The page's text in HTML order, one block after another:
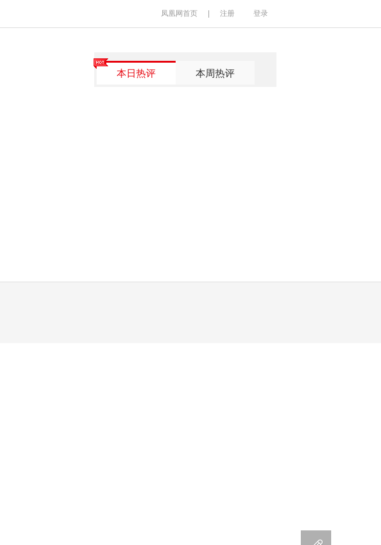
凤凰网首页 注册 登录
本日热评 本周热评